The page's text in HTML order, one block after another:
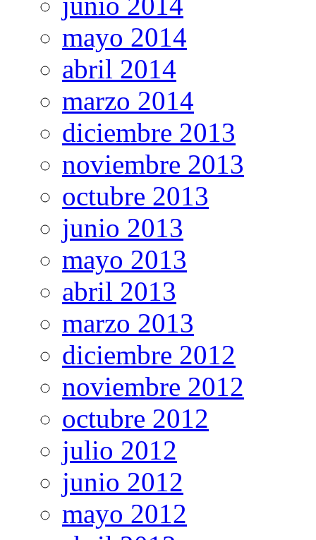
mayo 2014
abril 2014
marzo 2014
diciembre 2013
noviembre 2013
octubre 2013
junio 2013
mayo 2013
abril 2013
marzo 2013
diciembre 2012
noviembre 2012
octubre 2012
julio 2012
junio 2012
mayo 2012